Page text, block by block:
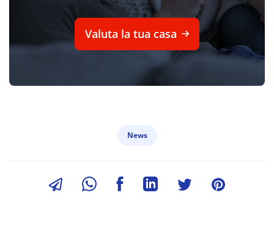
Valuta la tua casa
News